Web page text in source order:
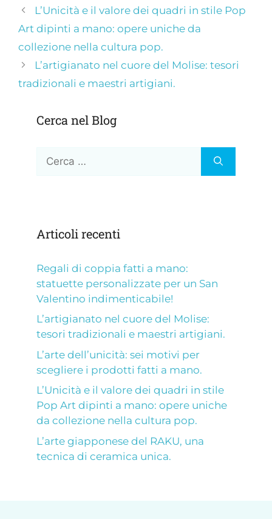
L’Unicità e il valore dei quadri in stile Pop
Art dipinti a mano: opere uniche da
collezione nella cultura pop.
L’artigianato nel cuore del Molise: tesori
tradizionali e maestri artigiani.
Cerca nel Blog
Articoli recenti
Regali di coppia fatti a mano:
statuette personalizzate per un San
Valentino indimenticabile!
L’artigianato nel cuore del Molise:
tesori tradizionali e maestri artigiani.
L’arte dell’unicità: sei motivi per
scegliere i prodotti fatti a mano.
L’Unicità e il valore dei quadri in stile
Pop Art dipinti a mano: opere uniche
da collezione nella cultura pop.
L’arte giapponese del RAKU, una
tecnica di ceramica unica.